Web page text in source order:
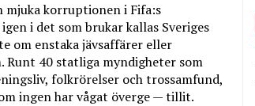
mjuka korruptionen i Fifa:s
i det som brukar kallas Sveriges
om enstaka jävsaffärer eller
Runt 40 statliga myndigheter som
folkrörelser och trossamfund,
ingen har vågat överge — tillit.